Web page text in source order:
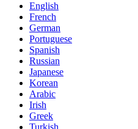
English
French
German
Portuguese
Spanish
Russian
Japanese
Korean
Arabic
Irish
Greek